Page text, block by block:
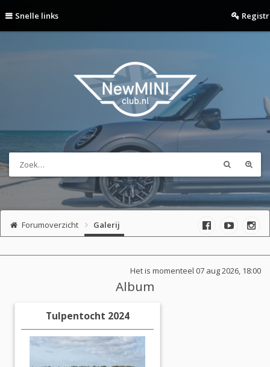
Snelle links
Forumoverzicht Galerij
Het is momenteel 07 aug 2026, 18:00
Album
Tulpentocht 2024